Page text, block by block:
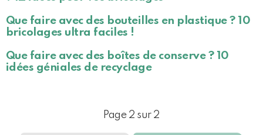
Que faire avec des bouteilles en plastique ? 10
bricolages ultra faciles !
Que faire avec des boîtes de conserve ? 10
idées géniales de recyclage
Page 2 sur 2